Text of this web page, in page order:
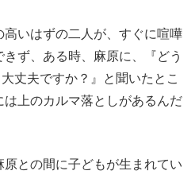
高いはずの二人が、すぐに喧嘩
ず、ある時、麻原に、『どう
丈夫ですか？』と聞いたとこ
上のカルマ落としがあるんだ
との間に子どもが生まれてい